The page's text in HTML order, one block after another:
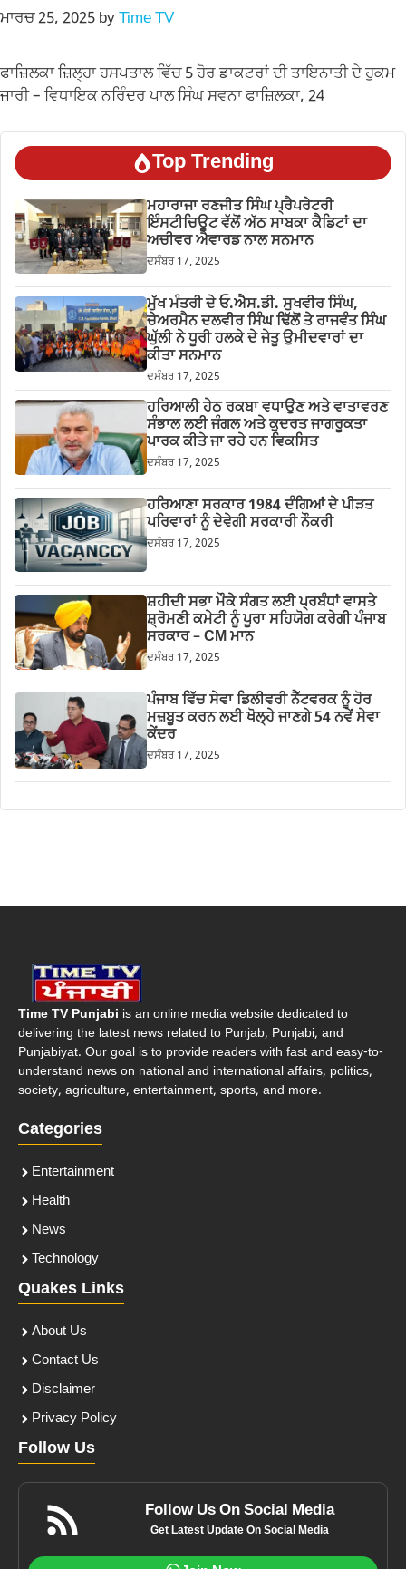
ਮਾਰਚ 25, 2025 byTime TV
ਫਾਜ਼ਿਲਕਾ ਜ਼ਿਲ੍ਹਾ ਹਸਪਤਾਲ ਵਿੱਚ 5 ਹੋਰ ਡਾਕਟਰਾਂ ਦੀ ਤਾਇਨਾਤੀ ਦੇ ਹੁਕਮ
ਜਾਰੀ – ਵਿਧਾਇਕ ਨਰਿੰਦਰ ਪਾਲ ਸਿੰਘ ਸਵਨਾ ਫਾਜ਼ਿਲਕਾ, 24
Top Trending
ਮਹਾਰਾਜਾ ਰਣਜੀਤ ਸਿੰਘ ਪ੍ਰੈਪਰੇਟਰੀ
ਇੰਸਟੀਚਿਊਟ ਵੱਲੋਂ ਅੱਠ ਸਾਬਕਾ ਕੈਡਿਟਾਂ ਦਾ
ਅਚੀਵਰ ਐਵਾਰਡ ਨਾਲ ਸਨਮਾਨ
ਦਸੰਬਰ 17, 2025
ਮੁੱਖ ਮੰਤਰੀ ਦੇ ਓ.ਐਸ.ਡੀ. ਸੁਖਵੀਰ ਸਿੰਘ,
ਚੇਅਰਮੈਨ ਦਲਵੀਰ ਸਿੰਘ ਢਿੱਲੋਂ ਤੇ ਰਾਜਵੰਤ ਸਿੰਘ
ਘੁੱਲੀ ਨੇ ਧੂਰੀ ਹਲਕੇ ਦੇ ਜੇਤੂ ਉਮੀਦਵਾਰਾਂ ਦਾ
ਕੀਤਾ ਸਨਮਾਨ
ਦਸੰਬਰ 17, 2025
ਹਰਿਆਲੀ ਹੇਠ ਰਕਬਾ ਵਧਾਉਣ ਅਤੇ ਵਾਤਾਵਰਣ
ਸੰਭਾਲ ਲਈ ਜੰਗਲ ਅਤੇ ਕੁਦਰਤ ਜਾਗਰੂਕਤਾ
ਪਾਰਕ ਕੀਤੇ ਜਾ ਰਹੇ ਹਨ ਵਿਕਸਿਤ
ਦਸੰਬਰ 17, 2025
ਹਰਿਆਣਾ ਸਰਕਾਰ 1984 ਦੰਗਿਆਂ ਦੇ ਪੀੜਤ
ਪਰਿਵਾਰਾਂ ਨੂੰ ਦੇਵੇਗੀ ਸਰਕਾਰੀ ਨੌਕਰੀ
ਦਸੰਬਰ 17, 2025
ਸ਼ਹੀਦੀ ਸਭਾ ਮੌਕੇ ਸੰਗਤ ਲਈ ਪ੍ਰਬੰਧਾਂ ਵਾਸਤੇ
ਸ਼੍ਰੋਮਣੀ ਕਮੇਟੀ ਨੂੰ ਪੂਰਾ ਸਹਿਯੋਗ ਕਰੇਗੀ ਪੰਜਾਬ
ਸਰਕਾਰ – CM ਮਾਨ
ਦਸੰਬਰ 17, 2025
ਪੰਜਾਬ ਵਿੱਚ ਸੇਵਾ ਡਿਲੀਵਰੀ ਨੈੱਟਵਰਕ ਨੂੰ ਹੋਰ
ਮਜ਼ਬੂਤ ਕਰਨ ਲਈ ਖੋਲ੍ਹੇ ਜਾਣਗੇ 54 ਨਵੇਂ ਸੇਵਾ
ਕੇਂਦਰ
ਦਸੰਬਰ 17, 2025
Time TV Punjabi is an online media website dedicated to
delivering the latest news related to Punjab, Punjabi, and
Punjabiyat. Our goal is to provide readers with fast and easy-to-
understand news on national and international affairs, politics,
society, agriculture, entertainment, sports, and more.
Categories
Entertainment
Health
News
Technology
Quakes Links
About Us
Contact Us
Disclaimer
Privacy Policy
Follow Us
Follow Us On Social Media
Get Latest Update On Social Media